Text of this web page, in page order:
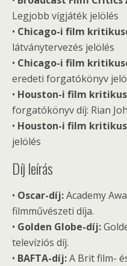
Legjobb vígjáték jelölés
• Chicago-i film
látványtervezés jelölés
• Chicago-i film
eredeti forgatókönyv
• Houston-i film
forgatókönyv díj: Rian
• Houston-i film
jelölés
Díj leírás
• Oscar-díj:Academy
filmművészeti díja.
• Golden Globe-díj:
televíziós díj.
• BAFTA-díj:A Brit film-